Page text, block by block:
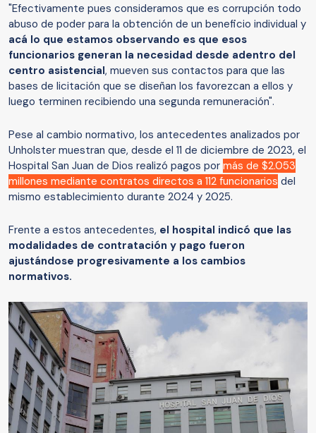
"Efectivamente pues consideramos que es corrupción todo
abuso de poder para la obtención de un beneficio individual y
acá lo que estamos observando es que esos
funcionarios generan la necesidad desde adentro del
centro asistencial, mueven sus contactos para que las
bases de licitación que se diseñan los favorezcan a ellos y
luego terminen recibiendo una segunda remuneración".
Pese al cambio normativo, los antecedentes analizados por
Unholster muestran que, desde el 11 de diciembre de 2023, el
Hospital San Juan de Dios realizó pagos por más de $2.053
millones mediante contratos directos a 112 funcionarios del
mismo establecimiento durante 2024 y 2025.
Frente a estos antecedentes, el hospital indicó que las
modalidades de contratación y pago fueron
ajustándose progresivamente a los cambios
normativos.